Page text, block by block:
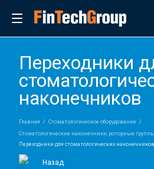
Переходники
наконечников
Главная
Стоматологическое оборудование
Стоматологические наконечники, роторные
Переходники для стоматологических наконечников
Назад